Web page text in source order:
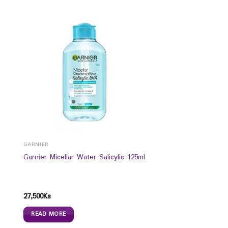
GARNIER
Garnier Micellar Water Salicylic 125ml
27,500Ks
READ MORE